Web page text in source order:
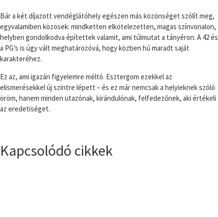
Bár a két díjazott vendéglátóhely egészen más közönséget szólít meg,
egyvalamiben közösek: mindketten elkötelezetten, magas színvonalon,
helyben gondolkodva építettek valamit, ami túlmutat a tányéron. A 42 és
a PG’s is úgy vált meghatározóvá, hogy közben hű maradt saját
karakteréhez.
Ez az, ami igazán figyelemre méltó. Esztergom ezekkel az
elismerésekkel új szintre lépett – és ez már nemcsak a helyieknek szóló
öröm, hanem minden utazónak, kirándulónak, felfedezőnek, aki értékeli
az eredetiséget.
Kapcsolódó cikkek